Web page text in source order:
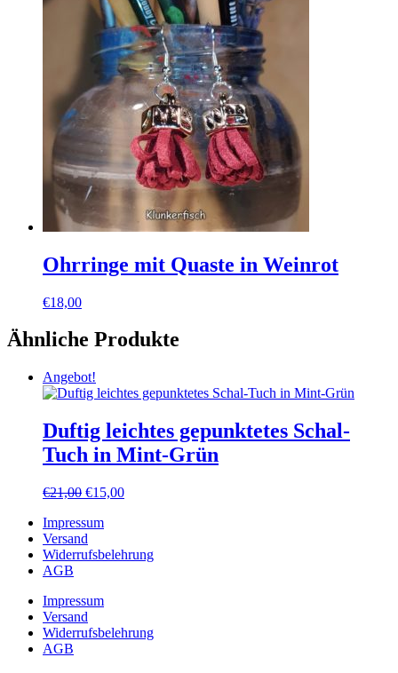
Ohrringe mit Quaste in Weinrot
€18,00
Ähnliche Produkte
Angebot!
Duftig leichtes gepunktetes Schal-
Tuch in Mint-Grün
€21,00 Ursprünglicher
war:
€21,00
€15,00Aktueller
Impressum
Versand
Widerrufsbelehrung
AGB
Impressum
Versand
Widerrufsbelehrung
AGB